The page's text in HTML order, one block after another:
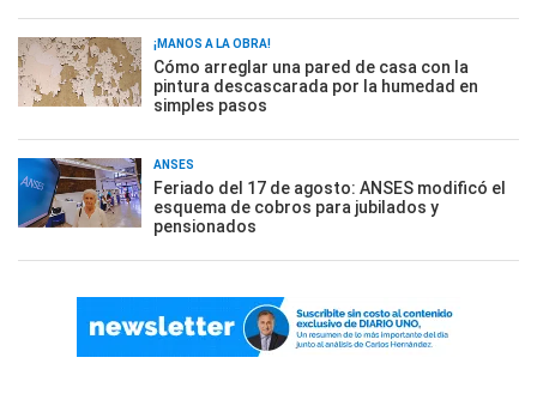
¡MANOS A LA OBRA!
Cómo arreglar una pared de casa con la
pintura descascarada por la humedad en
simples pasos
ANSES
Feriado del 17 de agosto: ANSES modificó el
esquema de cobros para jubilados y
pensionados